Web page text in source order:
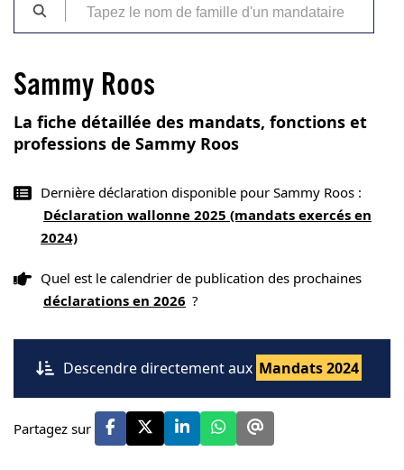
Sammy Roos
La fiche détaillée des mandats, fonctions et
professions de Sammy Roos
Dernière déclaration disponible pour Sammy Roos :
Déclaration wallonne 2025 (mandats exercés en
2024)
Quel est le calendrier de publication des prochaines
déclarations en 2026 ?
Descendre directement aux Mandats 2024
Partagez sur